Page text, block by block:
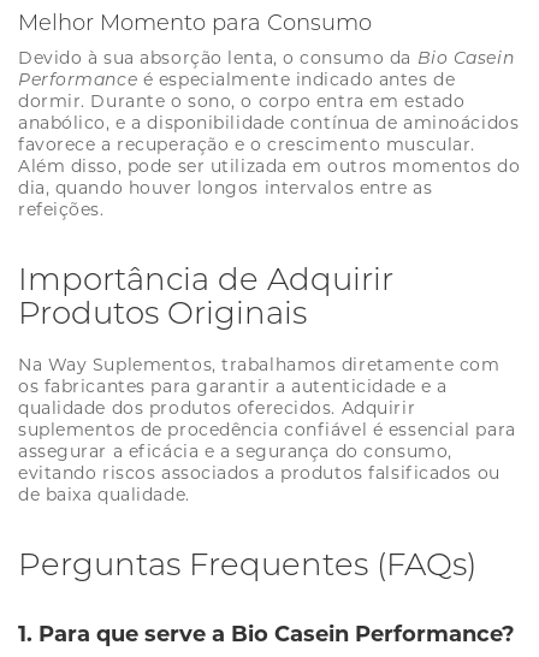
Melhor Momento para Consumo
Devido à sua absorção lenta, o consumo da Bio Casein
Performance é especialmente indicado antes de
dormir. Durante o sono, o corpo entra em estado
anabólico, e a disponibilidade contínua de aminoácidos
favorece a recuperação e o crescimento muscular.
Além disso, pode ser utilizada em outros momentos do
dia, quando houver longos intervalos entre as
refeições.
Importância de Adquirir
Produtos Originais
Na Way Suplementos, trabalhamos diretamente com
os fabricantes para garantir a autenticidade e a
qualidade dos produtos oferecidos. Adquirir
suplementos de procedência confiável é essencial para
assegurar a eficácia e a segurança do consumo,
evitando riscos associados a produtos falsificados ou
de baixa qualidade.
Perguntas Frequentes (FAQs)
1. Para que serve a Bio Casein Performance?